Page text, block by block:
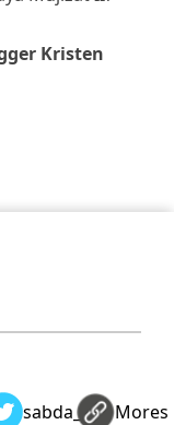
Kristen
sabda_ylsaMores